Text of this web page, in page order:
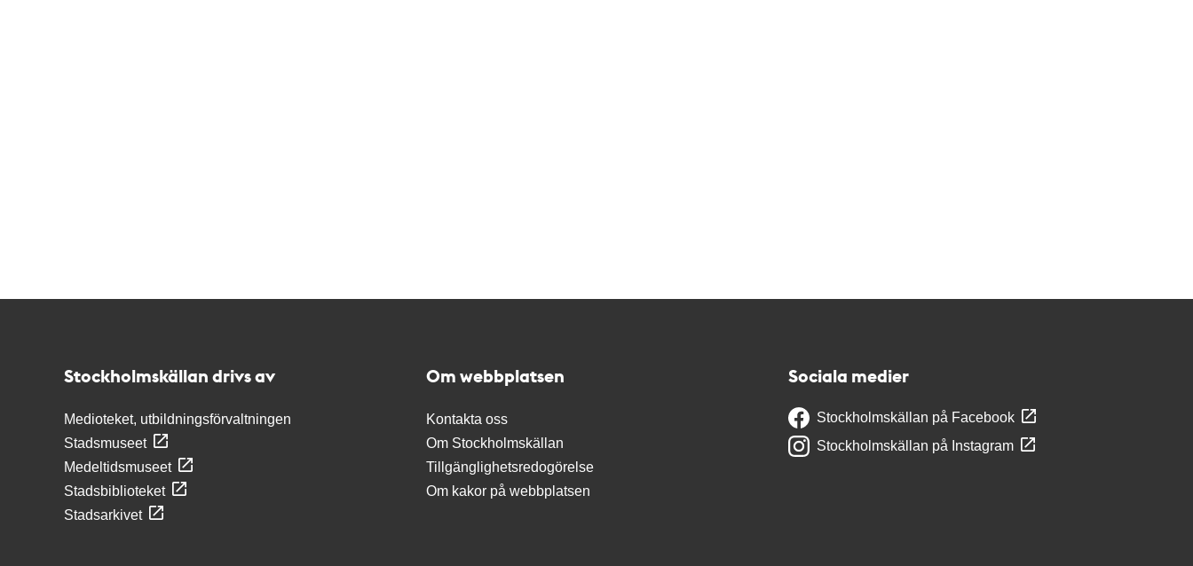
Stockholmskällan drivs av
Medioteket, utbildningsförvaltningen
Stadsmuseet
Medeltidsmuseet
Stadsbiblioteket
Stadsarkivet
Om webbplatsen
Kontakta oss
Om Stockholmskällan
Tillgänglighetsredogörelse
Om kakor på webbplatsen
Sociala medier
Stockholmskällan på Facebook
Stockholmskällan på Instagram